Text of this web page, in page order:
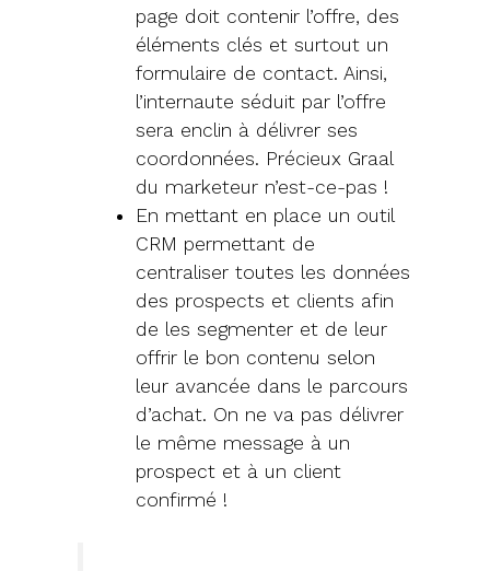
page doit contenir l’offre, des
éléments clés et surtout un
formulaire de contact. Ainsi,
l’internaute séduit par l’offre
sera enclin à délivrer ses
coordonnées. Précieux Graal
du marketeur n’est-ce-pas !
En mettant en place un outil
CRM permettant de
centraliser toutes les données
des prospects et clients afin
de les segmenter et de leur
offrir le bon contenu selon
leur avancée dans le parcours
d’achat. On ne va pas délivrer
le même message à un
prospect et à un client
confirmé !